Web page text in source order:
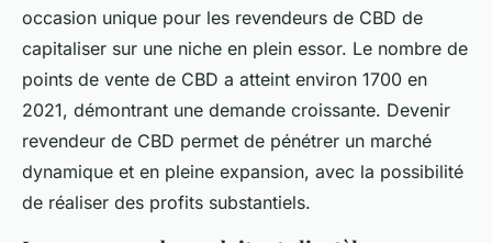
occasion unique pour les revendeurs de CBD de
capitaliser sur une niche en plein essor. Le nombre de
points de vente de CBD a atteint environ 1700 en
2021, démontrant une demande croissante. Devenir
revendeur de CBD permet de pénétrer un marché
dynamique et en pleine expansion, avec la possibilité
de réaliser des profits substantiels.